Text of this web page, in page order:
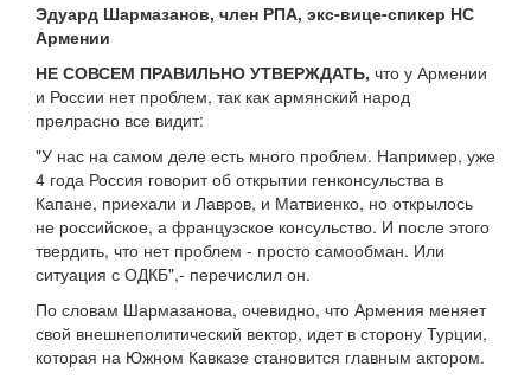
Эдуард Шармазанов, член РПА, экс-вице-спикер НС
Армении
НЕ СОВСЕМ ПРАВИЛЬНО УТВЕРЖДАТЬ, что у Армении
и России нет проблем, так как армянский народ
прелрасно все видит:
"У нас на самом деле есть много проблем. Например, уже
4 года Россия говорит об открытии генконсульства в
Капане, приехали и Лавров, и Матвиенко, но открылось
не российское, а французское консульство. И после этого
твердить, что нет проблем - просто самообман. Или
ситуация с ОДКБ",- перечислил он.
По словам Шармазанова, очевидно, что Армения меняет
свой внешнеполитический вектор, идет в сторону Турции,
которая на Южном Кавказе становится главным актором.